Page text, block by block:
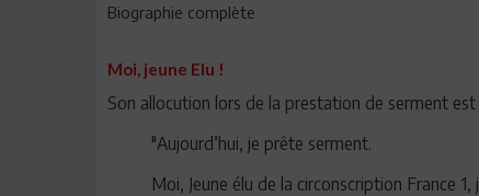
Biographie complète
Moi, jeune Elu !
Son allocution lors de la prestation de serment est
"Aujourd’hui, je prête serment.
Moi, Jeune élu de la circonscription France 1,